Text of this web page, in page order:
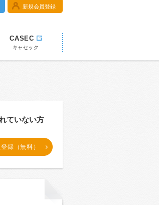
新規会員登録
CASEC
キャセック
ていない方
録（無料）